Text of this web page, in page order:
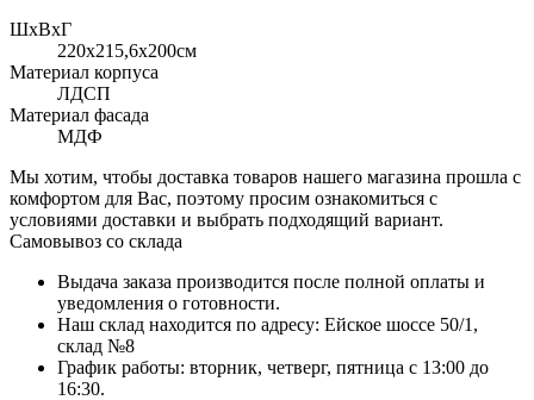
ШхВхГ
220x215,6х200см
Материал корпуса
ЛДСП
Материал фасада
МДФ
Мы хотим, чтобы доставка товаров нашего магазина прошла с
комфортом для Вас, поэтому просим ознакомиться с
условиями доставки и выбрать подходящий вариант.
Самовывоз со склада
Выдача заказа производится после полной оплаты и
уведомления о готовности.
Наш склад находится по адресу: Ейское шоссе 50/1,
склад №8
График работы: вторник, четверг, пятница с 13:00 до
16:30.